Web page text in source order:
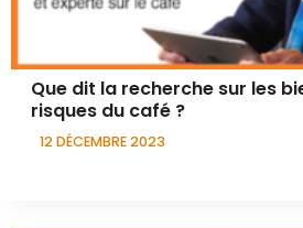
Que dit la recherche sur les
risques du café ?
12 DÉCEMBRE 2023